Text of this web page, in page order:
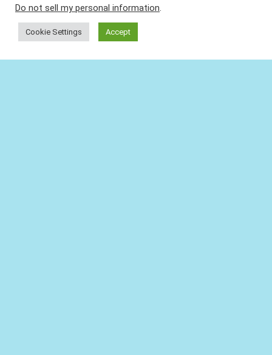
Do not sell my personal information.
Cookie Settings Accept